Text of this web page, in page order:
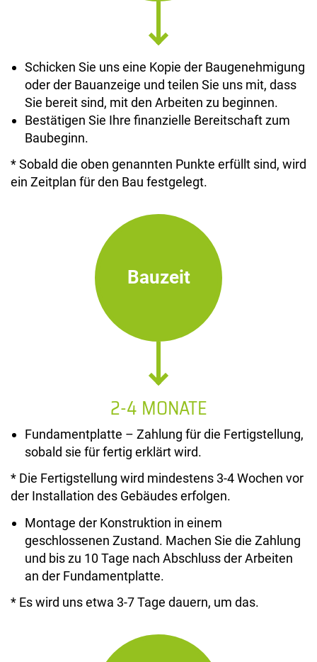
Schicken Sie uns eine Kopie der Baugenehmigung
oder der Bauanzeige und teilen Sie uns mit, dass
Sie bereit sind, mit den Arbeiten zu beginnen.
Bestätigen Sie Ihre finanzielle Bereitschaft zum
Baubeginn.
* Sobald die oben genannten Punkte erfüllt sind, wird
ein Zeitplan für den Bau festgelegt.
Bauzeit
2-4 MONATE
Fundamentplatte – Zahlung für die Fertigstellung,
sobald sie für fertig erklärt wird.
* Die Fertigstellung wird mindestens 3-4 Wochen vor
der Installation des Gebäudes erfolgen.
Montage der Konstruktion in einem
geschlossenen Zustand. Machen Sie die Zahlung
und bis zu 10 Tage nach Abschluss der Arbeiten
an der Fundamentplatte.
* Es wird uns etwa 3-7 Tage dauern, um das.